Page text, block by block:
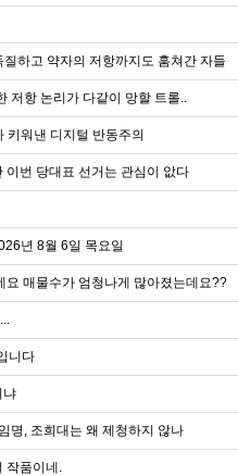
하고 약자의 저항까지도 훔쳐간 자들
저항 논리가 다같이 망할 트롤..
키워낸 디지털 반동주의
이번 당대표 선거는 관심이 앖다
년 8월 6일 목요일
요 매물수가 엄청나게 많아졌는데요??
니다
냐
명, 조희대는 왜 제청하지 않나
작품이네.